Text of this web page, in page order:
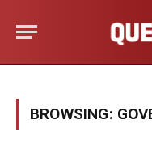
BROWSING: